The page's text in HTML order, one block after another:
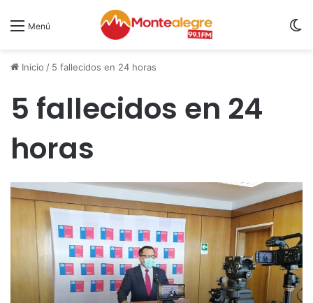
Menú
Inicio / 5 fallecidos en 24 horas
5 fallecidos en 24
horas